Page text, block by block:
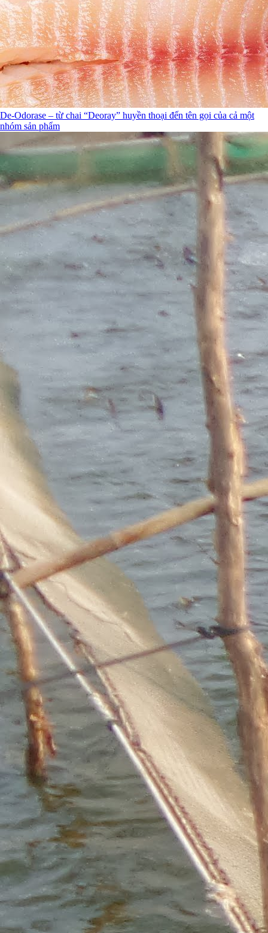
De-Odorase – từ chai “Deoray” huyền thoại đến tên gọi của cả một
nhóm sản phẩm